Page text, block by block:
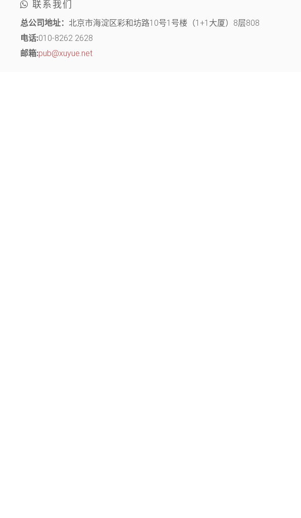
联系我们
总公司地址： 北京市海淀区彩和坊路10号1号楼（1+1大厦）8层808
电话:010-8262 2628
邮箱:pub@xuyue.net